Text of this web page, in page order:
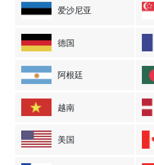
爱沙尼亚
德国
阿根廷
越南
美国